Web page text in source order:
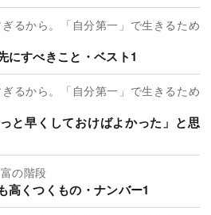
るから。「自分第一」で生きるため
にすべきこと・ベスト1
るから。「自分第一」で生きるため
と早くしておけばよかった」と思
の階段
高くつくもの・ナンバー1